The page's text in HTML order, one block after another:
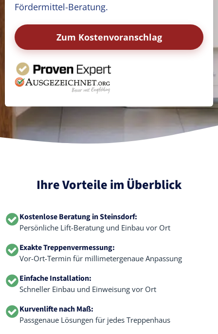
Fördermittel-Beratung.
Zum Kostenvoranschlag
Ihre Vorteile im Überblick
Kostenlose Beratung in Steinsdorf:
Persönliche Lift-Beratung und Einbau vor Ort
Exakte Treppenvermessung:
Vor-Ort-Termin für millimetergenaue Anpassung
Einfache Installation:
Schneller Einbau und Einweisung vor Ort
Kurvenlifte nach Maß:
Passgenaue Lösungen für jedes Treppenhaus